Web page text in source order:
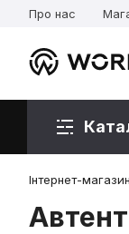
Про нас
Інтернет-